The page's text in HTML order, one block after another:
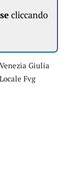
cliccando
Giulia
Fvg